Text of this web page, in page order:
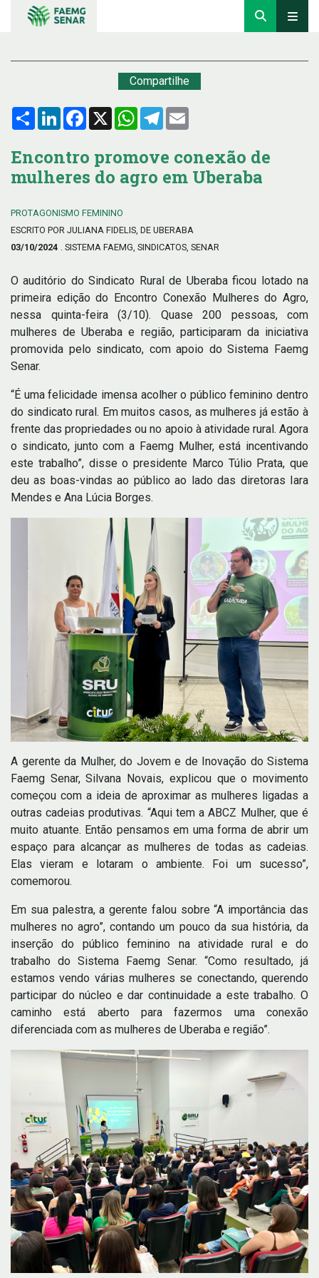
Compartilhe
Compartilhar
LinkedInFacebook
X WhatsApp
Telegram
Encontro promove conexão de
mulheres do agro em Uberaba
PROTAGONISMO FEMININO
ESCRITO POR JULIANA FIDELIS, DE UBERABA
03/10/2024 . SISTEMA FAEMG, SINDICATOS, SENAR
O auditório do Sindicato Rural de Uberaba ficou lotado na
primeira edição do Encontro Conexão Mulheres do Agro,
nessa quinta-feira (3/10). Quase 200 pessoas, com
mulheres de Uberaba e região, participaram da iniciativa
promovida pelo sindicato, com apoio do Sistema Faemg
Senar.
“É uma felicidade imensa acolher o público feminino dentro
do sindicato rural. Em muitos casos, as mulheres já estão à
frente das propriedades ou no apoio à atividade rural. Agora
o sindicato, junto com a Faemg Mulher, está incentivando
este trabalho”, disse o presidente Marco Túlio Prata, que
deu as boas-vindas ao público ao lado das diretoras Iara
Mendes e Ana Lúcia Borges.
A gerente da Mulher, do Jovem e de Inovação do Sistema
Faemg Senar, Silvana Novais, explicou que o movimento
começou com a ideia de aproximar as mulheres ligadas a
outras cadeias produtivas. “Aqui tem a ABCZ Mulher, que é
muito atuante. Então pensamos em uma forma de abrir um
espaço para alcançar as mulheres de todas as cadeias.
Elas vieram e lotaram o ambiente. Foi um sucesso”,
comemorou.
Em sua palestra, a gerente falou sobre “A importância das
mulheres no agro”, contando um pouco da sua história, da
inserção do público feminino na atividade rural e do
trabalho do Sistema Faemg Senar. “Como resultado, já
estamos vendo várias mulheres se conectando, querendo
participar do núcleo e dar continuidade a este trabalho. O
caminho está aberto para fazermos uma conexão
diferenciada com as mulheres de Uberaba e região”.